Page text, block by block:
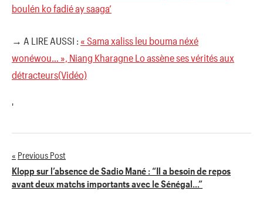
boulén ko fadié ay saaga’
→ A LIRE AUSSI : « Sama xaliss leu bouma néxé
wonéwou… », Niang Kharagne Lo assène ses vérités aux
détracteurs(Vidéo)
'
Navigation
de
Previous Post
Klopp sur l’absence de Sadio Mané : “Il a besoin de repos
avant deux matchs importants avec le Sénégal…”